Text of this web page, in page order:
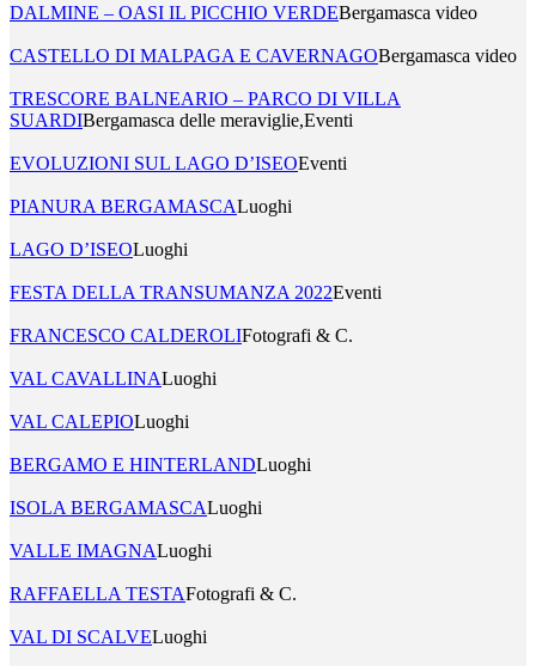
DALMINE – OASI IL PICCHIO VERDEBergamasca video
CASTELLO DI MALPAGA E CAVERNAGOBergamasca video
TRESCORE BALNEARIO – PARCO DI VILLA
SUARDIBergamasca delle meraviglie,Eventi
EVOLUZIONI SUL LAGO D’ISEOEventi
PIANURA BERGAMASCALuoghi
LAGO D’ISEOLuoghi
FESTA DELLA TRANSUMANZA 2022Eventi
FRANCESCO CALDEROLIFotografi & C.
VAL CAVALLINALuoghi
VAL CALEPIOLuoghi
BERGAMO E HINTERLANDLuoghi
ISOLA BERGAMASCALuoghi
VALLE IMAGNALuoghi
RAFFAELLA TESTAFotografi & C.
VAL DI SCALVELuoghi